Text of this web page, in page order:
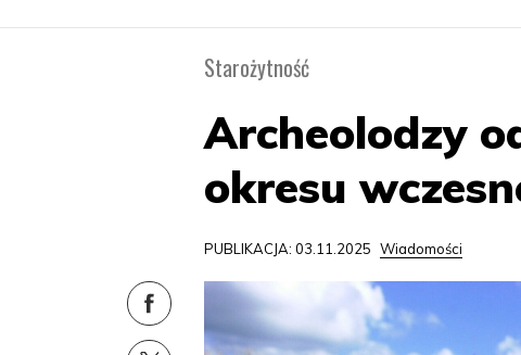
Starożytność
Archeolodzy
okresu
PUBLIKACJA: 03.11.2025 Wiadomości